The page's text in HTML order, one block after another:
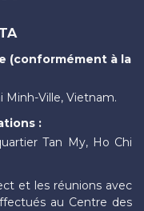
(conformément à la
Minh-Ville, Vietnam.
:
Tan My, Ho Chi
et les réunions avec
au Centre des